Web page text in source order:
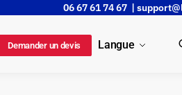
06 67 61 74 67 |
Demander un devis Langue